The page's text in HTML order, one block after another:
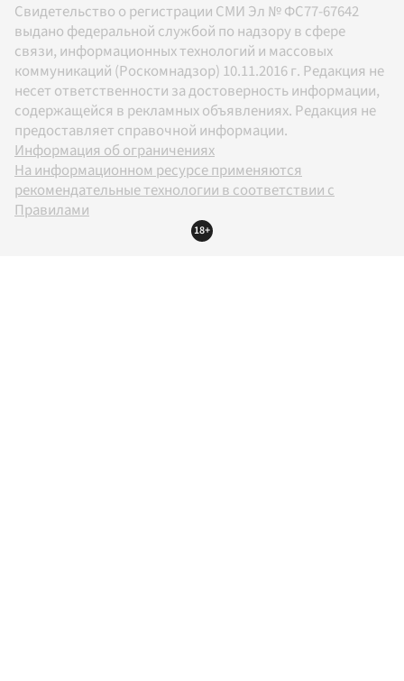
Свидетельство о регистрации СМИ Эл № ФС77-67642
выдано федеральной службой по надзору в сфере
связи, информационных технологий и массовых
коммуникаций (Роскомнадзор) 10.11.2016 г. Редакция не
несет ответственности за достоверность информации,
содержащейся в рекламных объявлениях. Редакция не
предоставляет справочной информации.
Информация об ограничениях
На информационном ресурсе применяются
рекомендательные технологии в соответствии с
Правилами
18+